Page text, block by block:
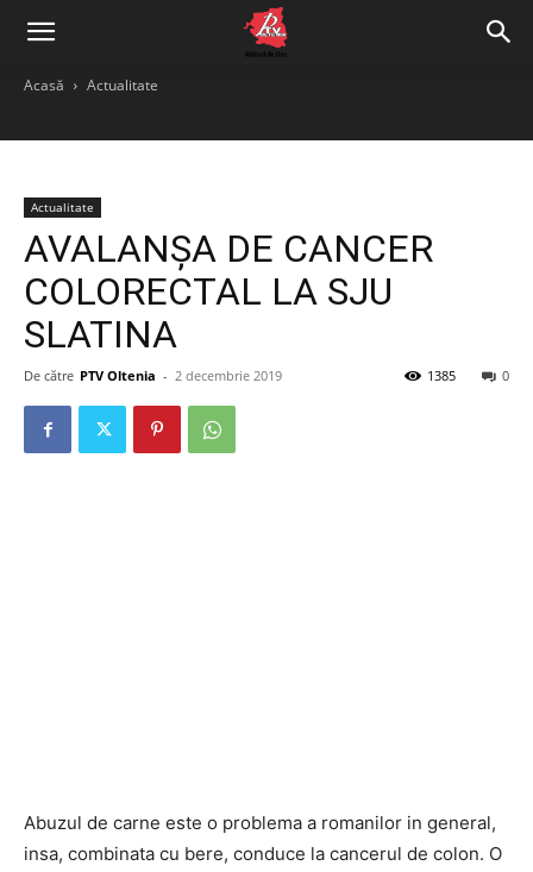
Acasă Actualitate
Actualitate
AVALANȘA DE CANCER
COLORECTAL LA SJU
SLATINA
De către PTV Oltenia - 2 decembrie 2019 0
1385
Abuzul de carne este o problema a romanilor in general,
insa, combinata cu bere, conduce la cancerul de colon. O